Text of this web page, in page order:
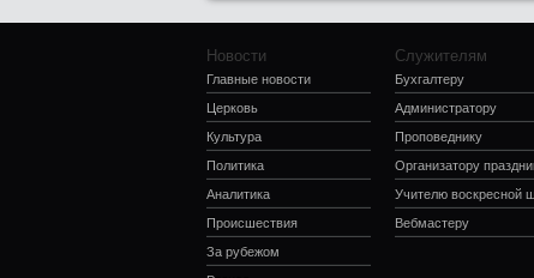
Новости
Главные новости
Церковь
Культура
Политика
Аналитика
Происшествия
За рубежом
Служителям
Бухгалтеру
Администратору
Проповеднику
Организатору
Учителю воскресной
Вебмастеру